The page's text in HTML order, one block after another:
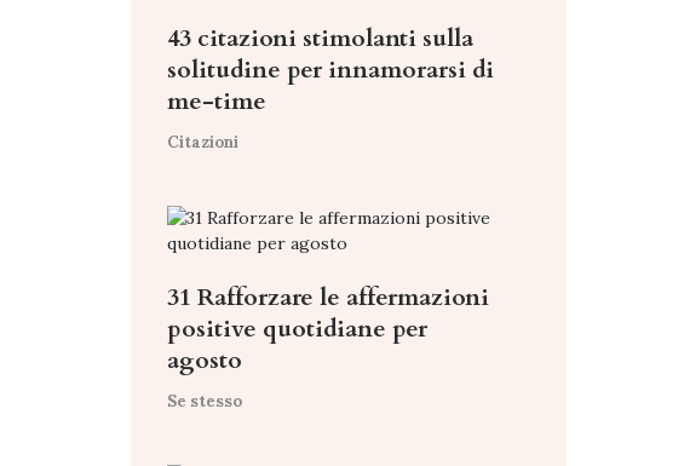
43 citazioni stimolanti sulla
solitudine per innamorarsi di
me-time
Citazioni
31 Rafforzare le affermazioni
positive quotidiane per
agosto
Se stesso